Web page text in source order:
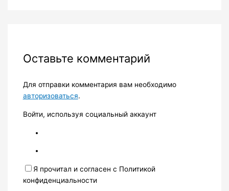
Оставьте комментарий
Для отправки комментария вам необходимо
авторизоваться.
Войти, используя социальный аккаунт
Я прочитал и согласен с Политикой
конфиденциальности